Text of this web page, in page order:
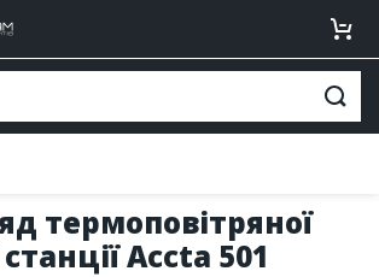
термоповітряної
Accta 501